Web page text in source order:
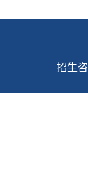
招生